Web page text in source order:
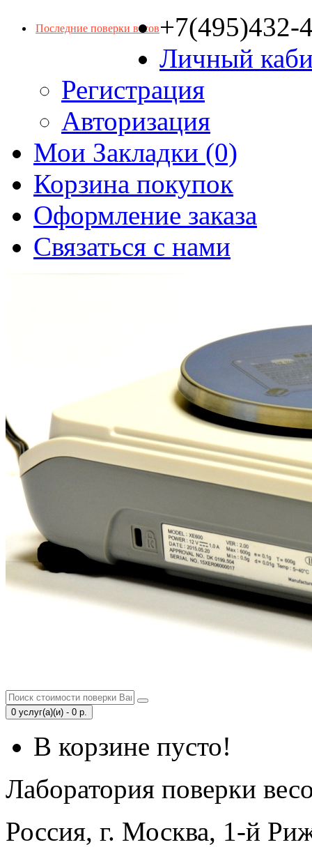
Последние поверки весов+7(495)432-
Личный
Регистрация
Авторизация
Мои Закладки (0)
Корзина покупок
Оформление заказа
Связаться с нами
0 услуг(а)(и) - 0 р.
В корзине пусто!
Лаборатория поверки
Россия, г. Москва, 1-й